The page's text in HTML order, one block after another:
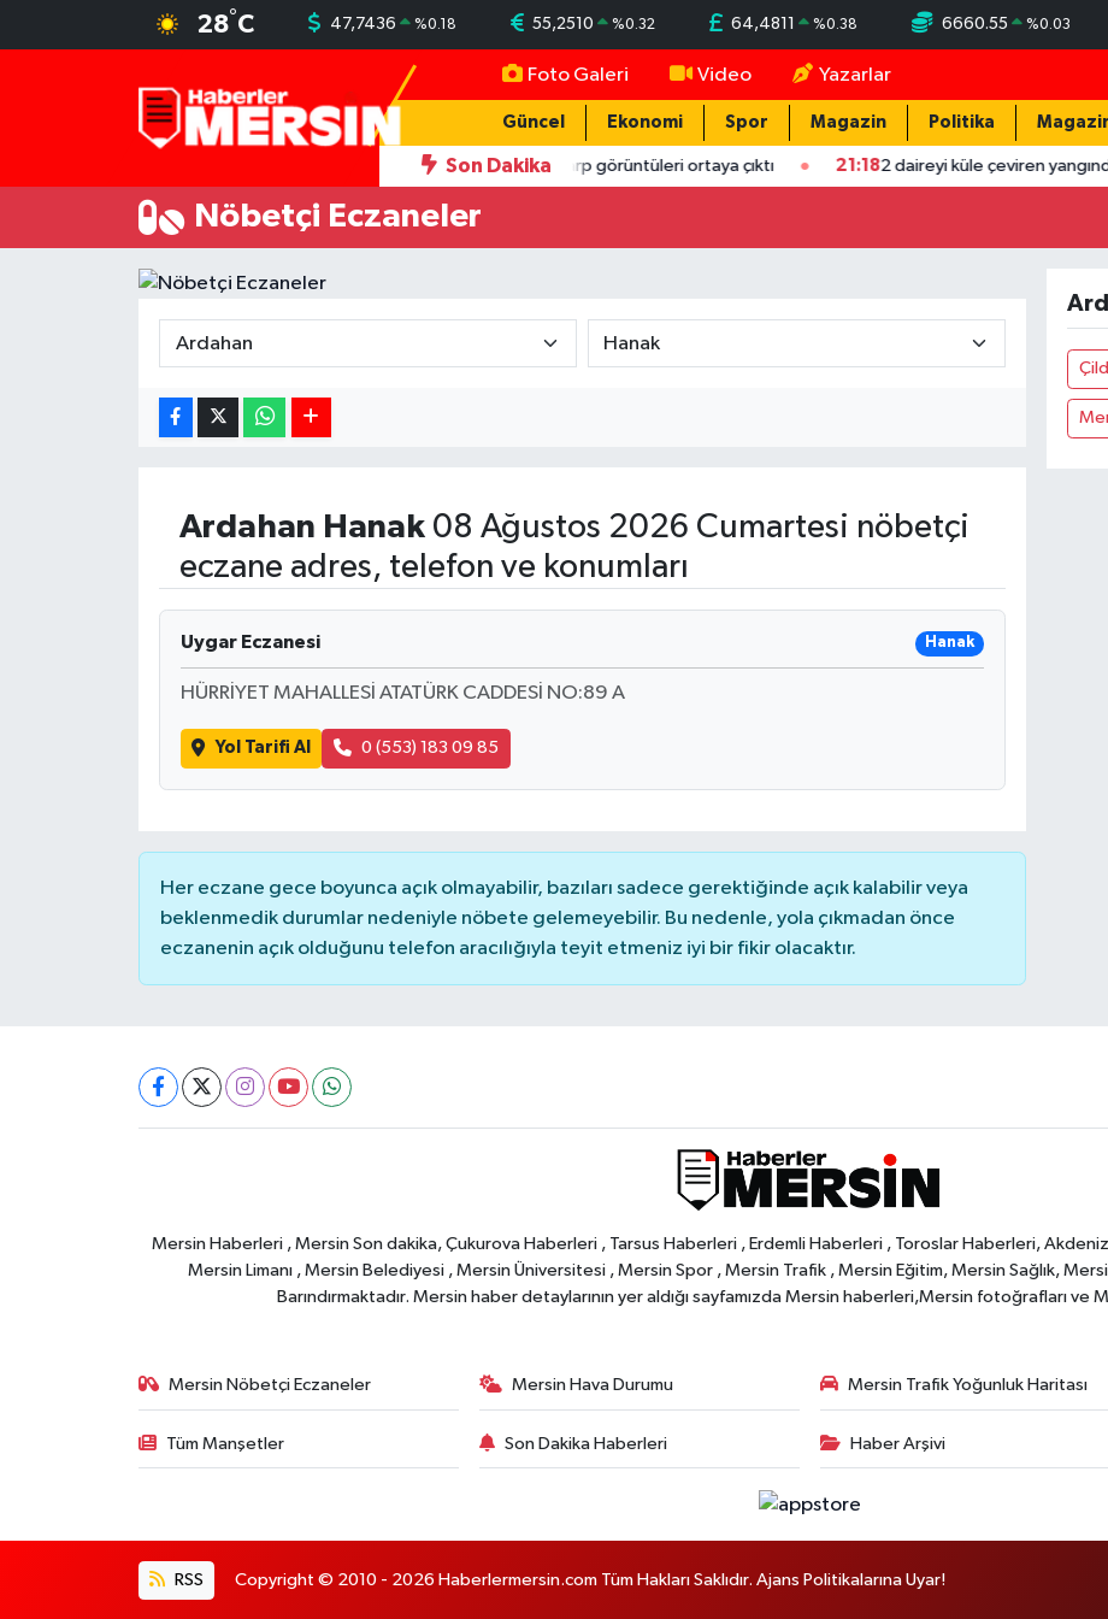
28°C 47,7436 %0.18 55,2510 %0.32 64,4811 %0.38 6660.55 %0.03
Foto Galeri Video Yazarlar
Güncel Ekonomi Spor Magazin Politika
Son Dakika
yaşadığı kadını darbeden şüpheliye uzaklaştırma; geçmiş yıllardaki darp görüntüleri ortaya çıktı 21:18 2 daireyi küle çeviren yangında
Nöbetçi Eczaneler
Ardahan Hanak08 Ağustos 2026 Cumartesi nöbetçi
eczane adres, telefon ve konumları
Uygar Eczanesi Hanak
HÜRRİYET MAHALLESİ ATATÜRK CADDESİ NO:89 A
Yol Tarifi Al 0 (553) 183 09 85
Her eczane gece boyunca açık olmayabilir, bazıları sadece gerektiğinde açık kalabilir veya
beklenmedik durumlar nedeniyle nöbete gelemeyebilir. Bu nedenle, yola çıkmadan önce
eczanenin açık olduğunu telefon aracılığıyla teyit etmeniz iyi bir fikir olacaktır.
Mersin Haberleri , Mersin Son dakika, Çukurova Haberleri , Tarsus Haberleri , Erdemli Haberleri , Toroslar Haberleri,
Mersin Limanı , Mersin Belediyesi , Mersin Üniversitesi , Mersin Spor , Mersin Trafik , Mersin Eğitim, Mersin Sağlık,
Barındırmaktadır. Mersin haber detaylarının yer aldığı sayfamızda Mersin haberleri,Mersin fotoğrafları ve
Mersin Nöbetçi Eczaneler Mersin Hava Durumu Mersin Trafik Yoğunluk Haritası
Tüm Manşetler Son Dakika Haberleri Haber Arşivi
RSS Copyright © 2010 - 2026 Haberlermersin.com Tüm Hakları Saklıdır. Ajans Politikalarına Uyar!
Mersin Nöbetçi Eczaneler
Mersin Hava Durumu
Mersin Trafik Yoğunluk Haritası
Süper Lig Puan Durumu ve Fikstür
Tüm Manşetler
Son Dakika Haberleri